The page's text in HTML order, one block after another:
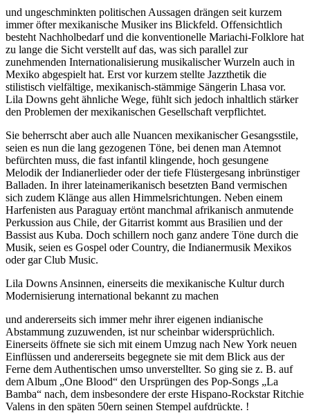
und ungeschminkten politischen Aussagen drängen seit kurzem
immer öfter mexikanische Musiker ins Blickfeld. Offensichtlich
besteht Nachholbedarf und die konventionelle Mariachi-Folklore hat
zu lange die Sicht verstellt auf das, was sich parallel zur
zunehmenden Internationalisierung musikalischer Wurzeln auch in
Mexiko abgespielt hat. Erst vor kurzem stellte Jazzthetik die
stilistisch vielfältige, mexikanisch-stämmige Sängerin Lhasa vor.
Lila Downs geht ähnliche Wege, fühlt sich jedoch inhaltlich stärker
den Problemen der mexikanischen Gesellschaft verpflichtet.
Sie beherrscht aber auch alle Nuancen mexikanischer Gesangsstile,
seien es nun die lang gezogenen Töne, bei denen man Atemnot
befürchten muss, die fast infantil klingende, hoch gesungene
Melodik der Indianerlieder oder der tiefe Flüstergesang inbrünstiger
Balladen. In ihrer lateinamerikanisch besetzten Band vermischen
sich zudem Klänge aus allen Himmelsrichtungen. Neben einem
Harfenisten aus Paraguay ertönt manchmal afrikanisch anmutende
Perkussion aus Chile, der Gitarrist kommt aus Brasilien und der
Bassist aus Kuba. Doch schillern noch ganz andere Töne durch die
Musik, seien es Gospel oder Country, die Indianermusik Mexikos
oder gar Club Music.
Lila Downs Ansinnen, einerseits die mexikanische Kultur durch
Modernisierung international bekannt zu machen
und andererseits sich immer mehr ihrer eigenen indianische
Abstammung zuzuwenden, ist nur scheinbar widersprüchlich.
Einerseits öffnete sie sich mit einem Umzug nach New York neuen
Einflüssen und andererseits begegnete sie mit dem Blick aus der
Ferne dem Authentischen umso unverstellter. So ging sie z. B. auf
dem Album „One Blood“ den Ursprüngen des Pop-Songs „La
Bamba“ nach, dem insbesondere der erste Hispano-Rockstar Ritchie
Valens in den späten 50ern seinen Stempel aufdrückte. !